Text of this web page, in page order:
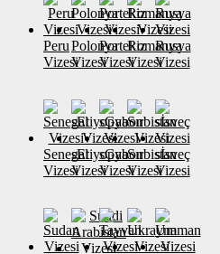
Peru
Vizesi
Polonya
Vizesi
Portekiz
Vizesi
Romanya
Vizesi
Rusya
Vizesi
Senegal
Vizesi
sEtiyopya
Vizesi
sGabon
Vizesi
Sırbistan
Vizesi
sİsveç
Vizesi